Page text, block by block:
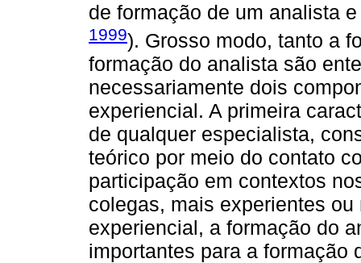
de formação de um analista
1999). Grosso modo, tanto a
formação do analista são
necessariamente dois
experiencial. A primeira
de qualquer especialista,
teórico por meio do contato
participação em contextos
colegas, mais experientes
experiencial, a formação do
importantes para a formação